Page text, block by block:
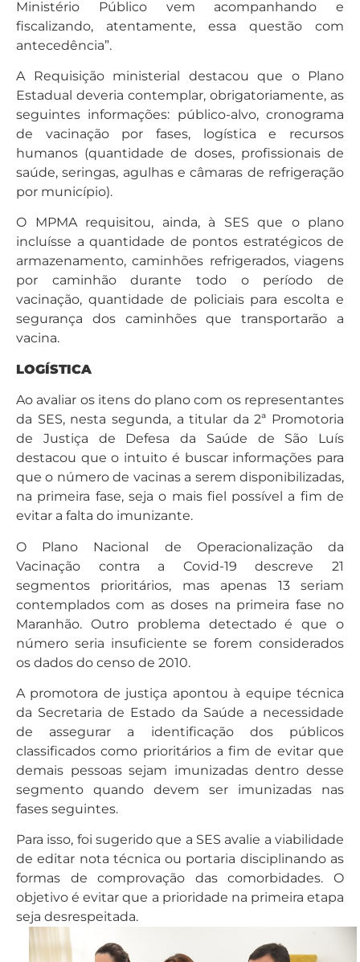
Ministério Público vem acompanhando e
fiscalizando, atentamente, essa questão com
antecedência”.
A Requisição ministerial destacou que o Plano
Estadual deveria contemplar, obrigatoriamente, as
seguintes informações: público-alvo, cronograma
de vacinação por fases, logística e recursos
humanos (quantidade de doses, profissionais de
saúde, seringas, agulhas e câmaras de refrigeração
por município).
O MPMA requisitou, ainda, à SES que o plano
incluísse a quantidade de pontos estratégicos de
armazenamento, caminhões refrigerados, viagens
por caminhão durante todo o período de
vacinação, quantidade de policiais para escolta e
segurança dos caminhões que transportarão a
vacina.
LOGÍSTICA
Ao avaliar os itens do plano com os representantes
da SES, nesta segunda, a titular da 2ª Promotoria
de Justiça de Defesa da Saúde de São Luís
destacou que o intuito é buscar informações para
que o número de vacinas a serem disponibilizadas,
na primeira fase, seja o mais fiel possível a fim de
evitar a falta do imunizante.
O Plano Nacional de Operacionalização da
Vacinação contra a Covid-19 descreve 21
segmentos prioritários, mas apenas 13 seriam
contemplados com as doses na primeira fase no
Maranhão. Outro problema detectado é que o
número seria insuficiente se forem considerados
os dados do censo de 2010.
A promotora de justiça apontou à equipe técnica
da Secretaria de Estado da Saúde a necessidade
de assegurar a identificação dos públicos
classificados como prioritários a fim de evitar que
demais pessoas sejam imunizadas dentro desse
segmento quando devem ser imunizadas nas
fases seguintes.
Para isso, foi sugerido que a SES avalie a viabilidade
de editar nota técnica ou portaria disciplinando as
formas de comprovação das comorbidades. O
objetivo é evitar que a prioridade na primeira etapa
seja desrespeitada.